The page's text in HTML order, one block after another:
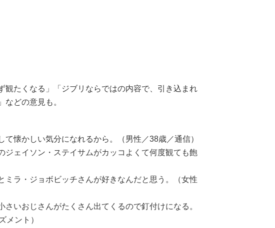
観たくなる」「ジブリならではの内容で、引き込まれ
などの意見も。
て懐かしい気分になれるから。（男性／38歳／通信）
ジェイソン・ステイサムがカッコよくて何度観ても飽
ミラ・ジョボビッチさんが好きなんだと思う。（女性
さいおじさんがたくさん出てくるので釘付けになる。
メント）